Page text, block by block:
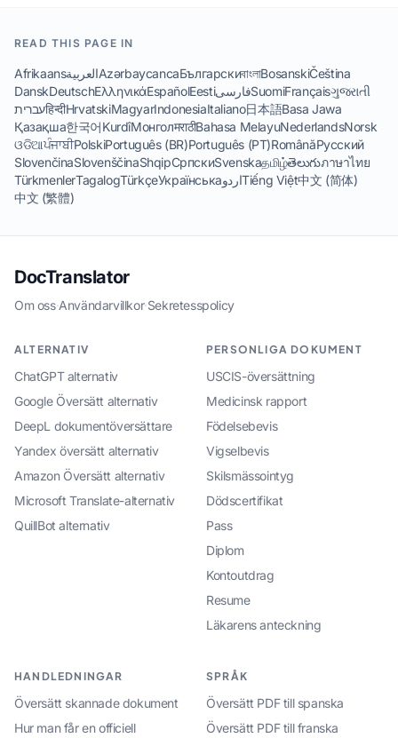
READ THIS PAGE IN
AfrikaansالعربيةAzərbaycancaБългарскиবাংলাBosanskiČeština
DanskDeutschΕλληνικάEspañolEestiفارسیSuomiFrançaisગુજરાતી
עבריתहिन्दीHrvatskiMagyarIndonesiaItaliano日本語Basa Jawa
Қазақша한국어KurdîМонголमराठीBahasa MelayuNederlandsNorsk
ଓଡିଆਪੰਜਾਬੀPolskiPortuguês (BR)Português (PT)RomânăРусский
SlovenčinaSlovenščinaShqipСрпскиSvenskaதமிழ்తెలుగుภาษาไทย
TürkmenlerTagalogTürkçeУкраїнськаاردوTiếng Việt中文 (简体)
中文 (繁體)
DocTranslator
Om oss·Användarvillkor·Sekretesspolicy
ALTERNATIV
ChatGPT alternativ
Google Översätt alternativ
DeepL dokumentöversättare
Yandex översätt alternativ
Amazon Översätt alternativ
Microsoft Translate-alternativ
QuillBot alternativ
PERSONLIGA DOKUMENT
USCIS-översättning
Medicinsk rapport
Födelsebevis
Vigselbevis
Skilsmässointyg
Dödscertifikat
Pass
Diplom
Kontoutdrag
Resume
Läkarens anteckning
HANDLEDNINGAR
Översätt skannade dokument
Hur man får en officiell
SPRÅK
Översätt PDF till spanska
Översätt PDF till franska